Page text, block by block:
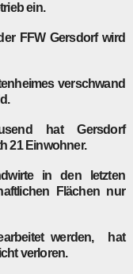
ein.
FFW Gersdorf wird
verschwand
hat Gersdorf
21 Einwohner.
in den letzten
Flächen nur
werden, hat
verloren.